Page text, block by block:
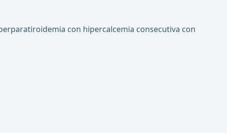
con hipercalcemia consecutiva con